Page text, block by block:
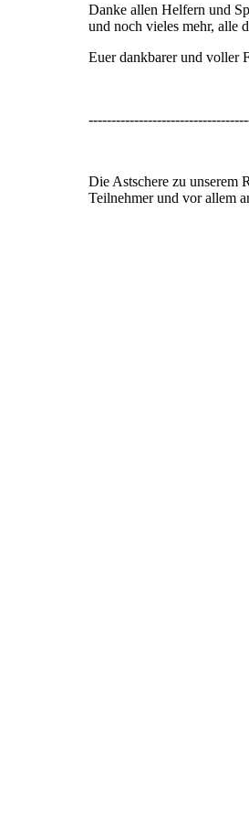
Danke allen Helfern und
und noch vieles mehr, alle
Euer dankbarer und voller
Die Astschere zu
Teilnehmer und vor allem